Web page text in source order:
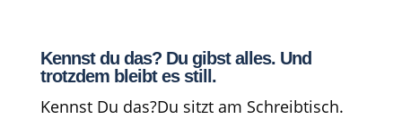
Kennst du das? Du gibst alles. Und
trotzdem bleibt es still.
Kennst Du das?Du sitzt am Schreibtisch.